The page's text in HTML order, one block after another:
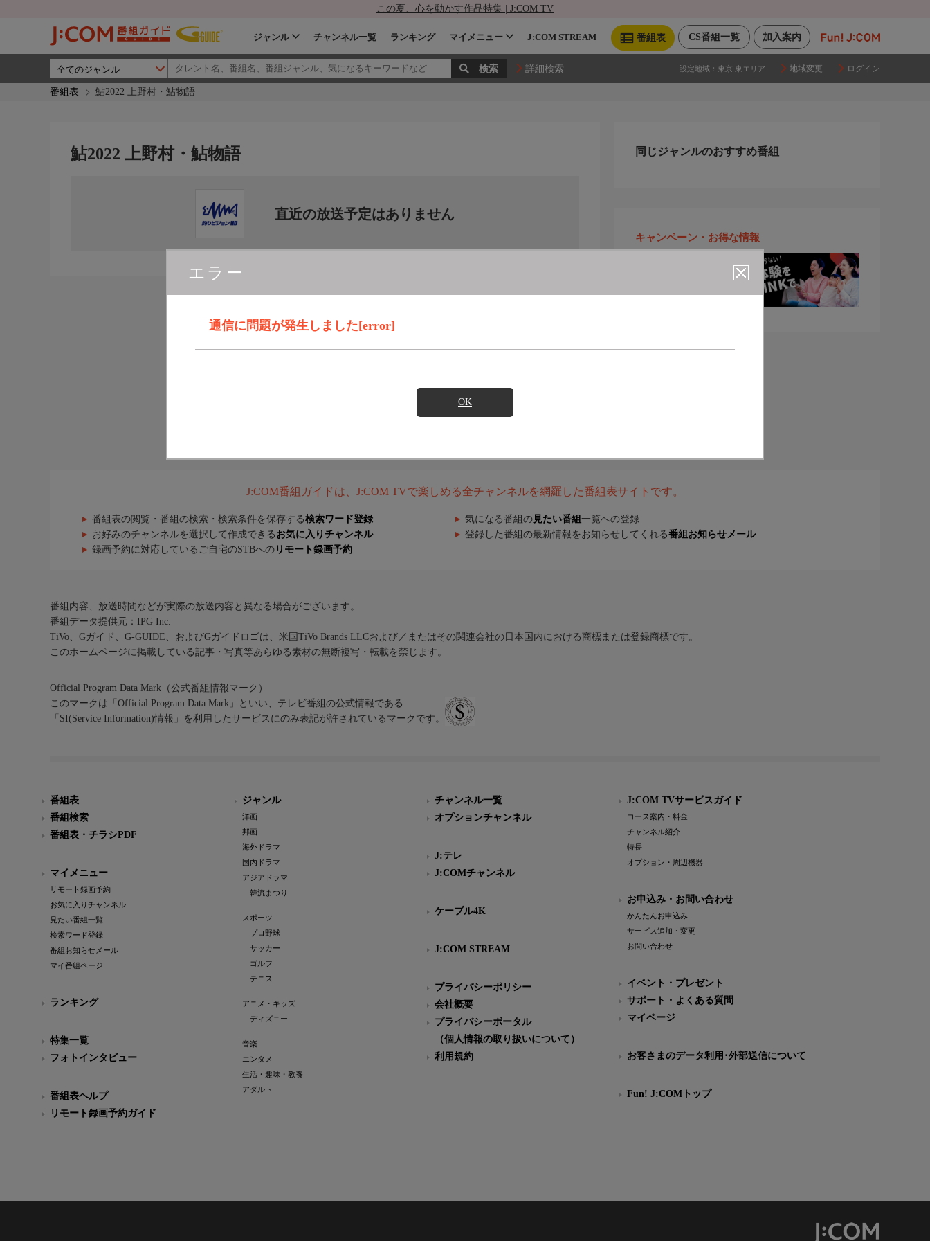
この夏、心を動かす作品特集 | J:COM TV
加入案内
CS番組一覧
番組表
ジャンル チャンネル一覧 ランキング マイメニュー J:COM STREAM
詳細検索 設定地域： 東京 東エリア 地域変更 ログイン
番組表 鮎2022 上野村・鮎物語
エラー
通信に問題が発生しました[error]
OK
鮎2022 上野村・鮎物語
直近の放送予定はありません
同じジャンルのおすすめ番組
キャンペーン・お得な情報
J:COM番組ガイドは、J:COM TVで楽しめる全チャンネルを網羅した番組表サイトです。
番組表の閲覧・番組の検索・検索条件を保存する検索ワード登録 気になる番組の 見たい番組 一覧への登録
お好みのチャンネルを選択して作成できる お気に入りチャンネル 登録した番組の最新情報をお知らせしてくれる番組お知らせメール
録画予約に対応しているご自宅のSTBへの リモート録画予約
番組内容、放送時間などが実際の放送内容と異なる場合がございます。
番組データ提供元：IPG Inc.
TiVo、Gガイド、G-GUIDE、およびGガイドロゴは、米国TiVo Brands LLCおよび／またはその関連会社の日本国内における商標または登録商標です。
このホームページに掲載している記事・写真等あらゆる素材の無断複写・転載を禁じます。
Official Program Data Mark（公式番組情報マーク）
このマークは「Official Program Data Mark」といい、テレビ番組の公式情報である
「SI(Service Information)情報」を利用したサービスにのみ表記が許されているマークです。
番組表
番組検索
番組表・チラシPDF
マイメニュー
リモート録画予約
お気に入りチャンネル
見たい番組一覧
検索ワード登録
番組お知らせメール
マイ番組ページ
ランキング
特集一覧
フォトインタビュー
番組表ヘルプ
リモート録画予約ガイド
ジャンル
洋画
邦画
海外ドラマ
国内ドラマ
アジアドラマ
韓流まつり
スポーツ
プロ野球
サッカー
ゴルフ
テニス
アニメ・キッズ
ディズニー
音楽
エンタメ
生活・趣味・教養
アダルト
チャンネル一覧
オプションチャンネル
J:テレ
J:COMチャンネル
ケーブル4K
J:COM STREAM
プライバシーポリシー
会社概要
プライバシーポータル
（個人情報の取り扱いについて）
利用規約
J:COM TVサービスガイド
コース案内・料金
チャンネル紹介
特長
オプション・周辺機器
お申込み・お問い合わせ
かんたんお申込み
サービス追加・変更
お問い合わせ
イベント・プレゼント
サポート・よくある質問
マイページ
お客さまのデータ利用･外部送信について
Fun! J:COMトップ